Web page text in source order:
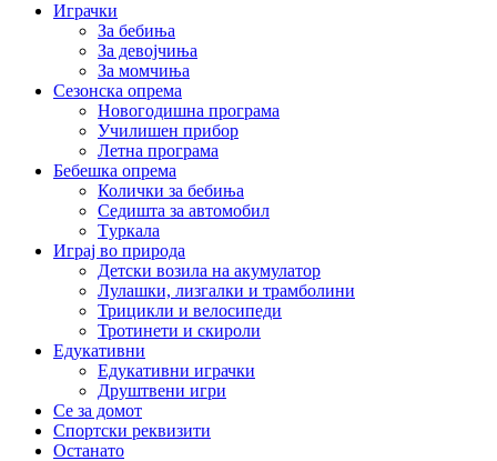
Играчки
За бебиња
За девојчиња
За момчиња
Сезонска опрема
Новогодишна програма
Училишен прибор
Летна програма
Бебешка опрема
Колички за бебиња
Седишта за автомобил
Tуркала
Играј во природа
Детски возила на акумулатор
Лулашки, лизгалки и трамболини
Трицикли и велосипеди
Тротинети и скироли
Едукативни
Едукативни играчки
Друштвени игри
Се за домот
Спортски реквизити
Останато